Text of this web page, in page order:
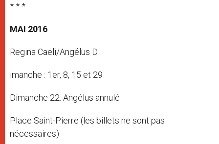
* * *
MAI 2016
Regina Caeli/Angélus D
imanche : 1er, 8, 15 et 29
Dimanche 22: Angélus annulé
Place Saint-Pierre (les billets ne sont pas
nécessaires)